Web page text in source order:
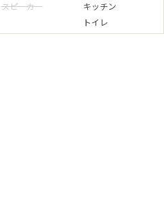
スピーカー
キッチン
トイレ